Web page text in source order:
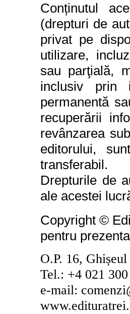
Conținutul
(drepturi de
privat pe
utilizare,
sau parţială,
inclusiv prin
permanentă
recuperării
revânzarea
editorului,
transferabil.
Drepturile de
ale acestei
Copyright ©
pentru
O.P. 16,
Tel.: +4 021
e-mail: